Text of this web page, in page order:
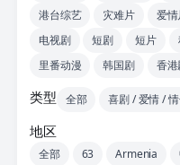
港台综艺
灾难片 爱
电视剧
短剧 短片
里番动漫
韩国剧 香
类型 全部 喜剧 / 爱情 /
地区
全部 63 Armenia